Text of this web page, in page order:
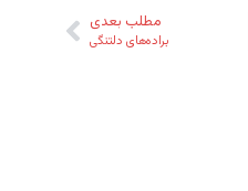
مطلب بعدی
براده‌های دلتنگی